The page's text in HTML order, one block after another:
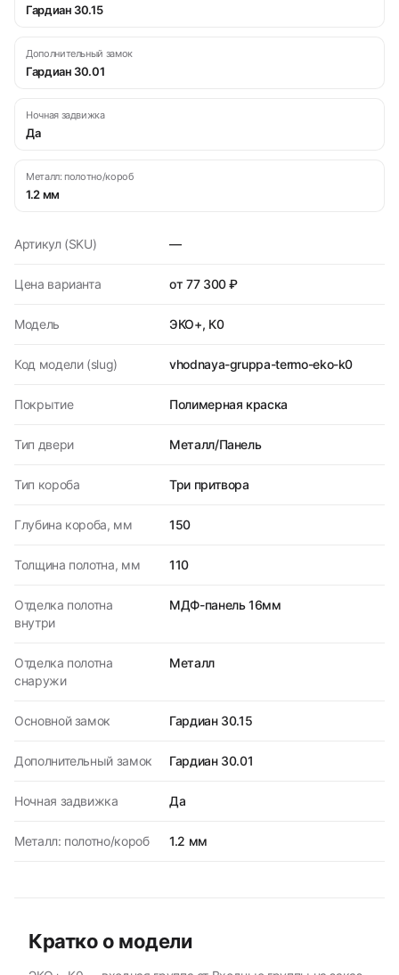
Гардиан 30.15
Дополнительный замок
Гардиан 30.01
Ночная задвижка
Да
Металл: полотно/короб
1.2 мм
Артикул (SKU) —
Цена варианта от 77 300 ₽
Модель ЭКО+, К0
Код модели (slug) vhodnaya-gruppa-termo-eko-k0
Покрытие Полимерная краска
Тип двери Металл/Панель
Тип короба Три притвора
Глубина короба, мм 150
Толщина полотна, мм 110
Отделка полотна
внутри
МДФ-панель 16мм
Отделка полотна
снаружи
Металл
Основной замок Гардиан 30.15
Дополнительный замок Гардиан 30.01
Ночная задвижка Да
Металл: полотно/короб 1.2 мм
Кратко о модели